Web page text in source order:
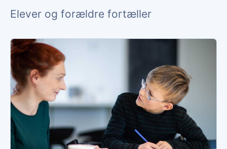
Elever og forældre fortæller